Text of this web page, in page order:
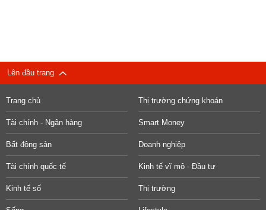
Lên đầu trang
Trang chủ Thị trường chứng khoán
Tài chính - Ngân hàng Smart Money
Bất động sản Doanh nghiệp
Tài chính quốc tế Kinh tế vĩ mô - Đầu tư
Kinh tế số Thị trường